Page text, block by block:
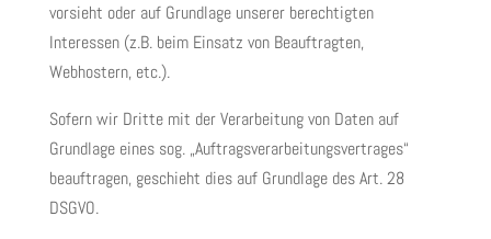
vorsieht oder auf Grundlage unserer berechtigten
Interessen (z.B. beim Einsatz von Beauftragten,
Webhostern, etc.).
Sofern wir Dritte mit der Verarbeitung von Daten auf
Grundlage eines sog. „Auftragsverarbeitungsvertrages“
beauftragen, geschieht dies auf Grundlage des Art. 28
DSGVO.